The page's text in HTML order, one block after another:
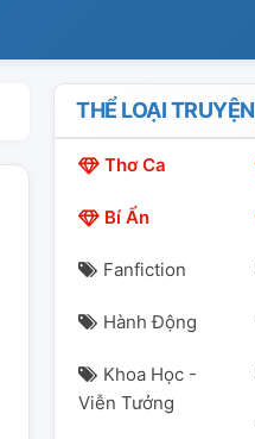
THỂ LOẠI TRUYỆN
Thơ Ca
Bí Ẩn
Fanfiction
Hành Động
Khoa Học -
Viễn Tưởng